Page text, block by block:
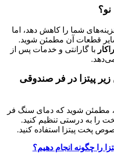
شما را کاهش دهد، اما
سایر قطعات آن مطمئن شوید.
راکار با گارانتی و خدمات پس از
پیتزا در فر صندوقی
مطمئن شوید که دمای سنگ فر
را به درستی تنظیم کنید.
پخت پیتزا استفاده کنید.
را چگونه انجام دهیم؟